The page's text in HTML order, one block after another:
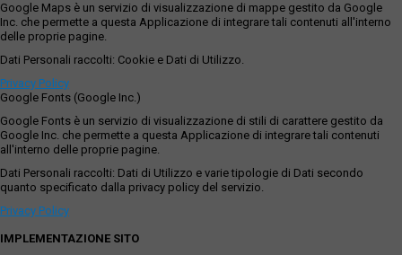
Google Maps è un servizio di visualizzazione di mappe gestito da Google
Inc. che permette a questa Applicazione di integrare tali contenuti all'interno
delle proprie pagine.
Dati Personali raccolti: Cookie e Dati di Utilizzo.
Privacy Policy
Google Fonts (Google Inc.)
Google Fonts è un servizio di visualizzazione di stili di carattere gestito da
Google Inc. che permette a questa Applicazione di integrare tali contenuti
all'interno delle proprie pagine.
Dati Personali raccolti: Dati di Utilizzo e varie tipologie di Dati secondo
quanto specificato dalla privacy policy del servizio.
Privacy Policy
IMPLEMENTAZIONE SITO